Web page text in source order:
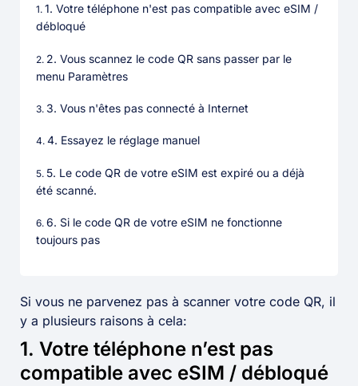
1. Votre téléphone n'est pas compatible avec eSIM /
débloqué
2. Vous scannez le code QR sans passer par le
menu Paramètres
3. Vous n'êtes pas connecté à Internet
4. Essayez le réglage manuel
5. Le code QR de votre eSIM est expiré ou a déjà
été scanné.
6. Si le code QR de votre eSIM ne fonctionne
toujours pas
Si vous ne parvenez pas à scanner votre code QR, il
y a plusieurs raisons à cela:
1. Votre téléphone n’est pas
compatible avec eSIM / débloqué